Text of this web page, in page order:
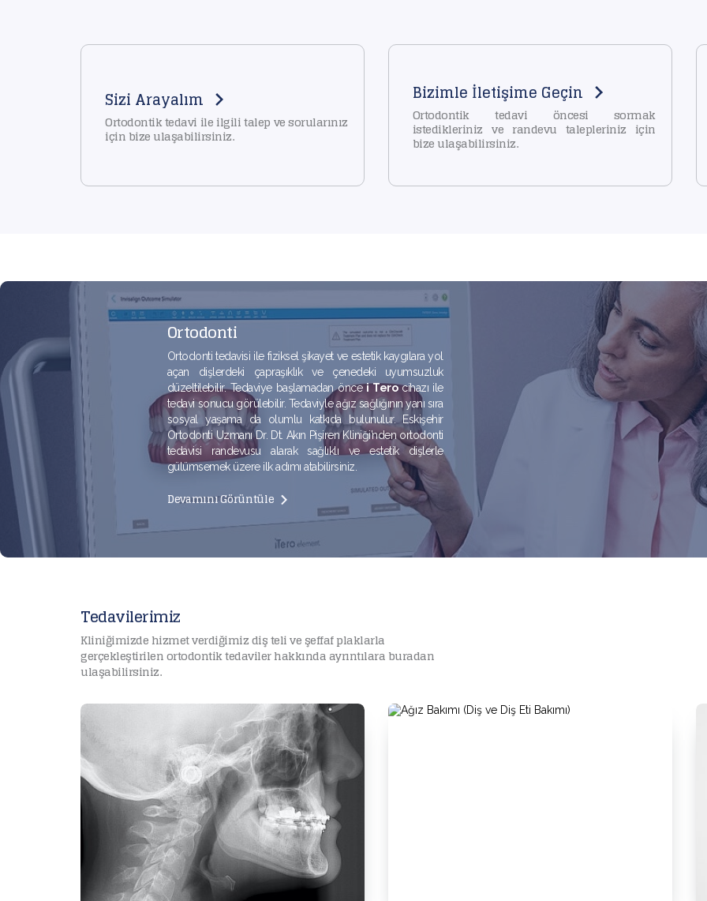
Sizi Arayalım
Ortodontik tedavi ile ilgili talep ve sorularınız
için bize ulaşabilirsiniz.
Bizimle İletişime Geçin
Ortodontik tedavi öncesi sormak
istedikleriniz ve randevu talepleriniz için
bize ulaşabilirsiniz.
Ortodonti
Ortodonti tedavisi ile fiziksel şikayet ve estetik kaygılara yol
açan dişlerdeki çapraşıklık ve çenedeki uyumsuzluk
düzeltilebilir. Tedaviye başlamadan öncei Terocihazı ile
tedavi sonucu görülebilir. Tedaviyle ağız sağlığının yanı sıra
sosyal yaşama da olumlu katkıda bulunulur. Eskişehir
Ortodonti Uzmanı Dr. Dt. Akın Pişiren Kliniği’nden ortodonti
tedavisi randevusu alarak sağlıklı ve estetik dişlerle
gülümsemek üzere ilk adımı atabilirsiniz.
Devamını Görüntüle
Tedavilerimiz
Kliniğimizde hizmet verdiğimiz diş teli ve şeffaf plaklarla
gerçekleştirilen ortodontik tedaviler hakkında ayrıntılara buradan
ulaşabilirsiniz.